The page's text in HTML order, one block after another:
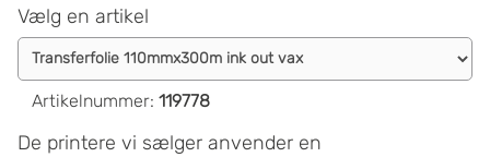
Vælg en artikel
Artikelnummer: 119778
De printere vi sælger anvender en